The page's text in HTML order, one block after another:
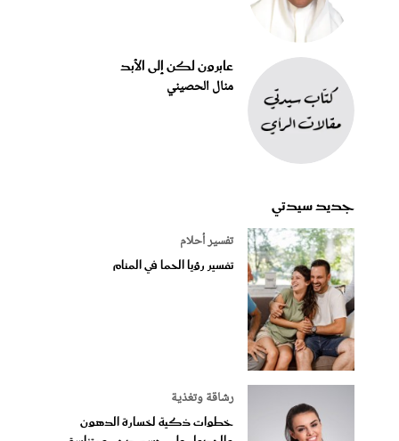
عابرون لكن إلى الأبد
منال الحصيني
جديد سيدتي
تفسير أحلام
تفسير رؤيا الحما في المنام
رشاقة وتغذية
خطوات ذكية لخسارة الدهون